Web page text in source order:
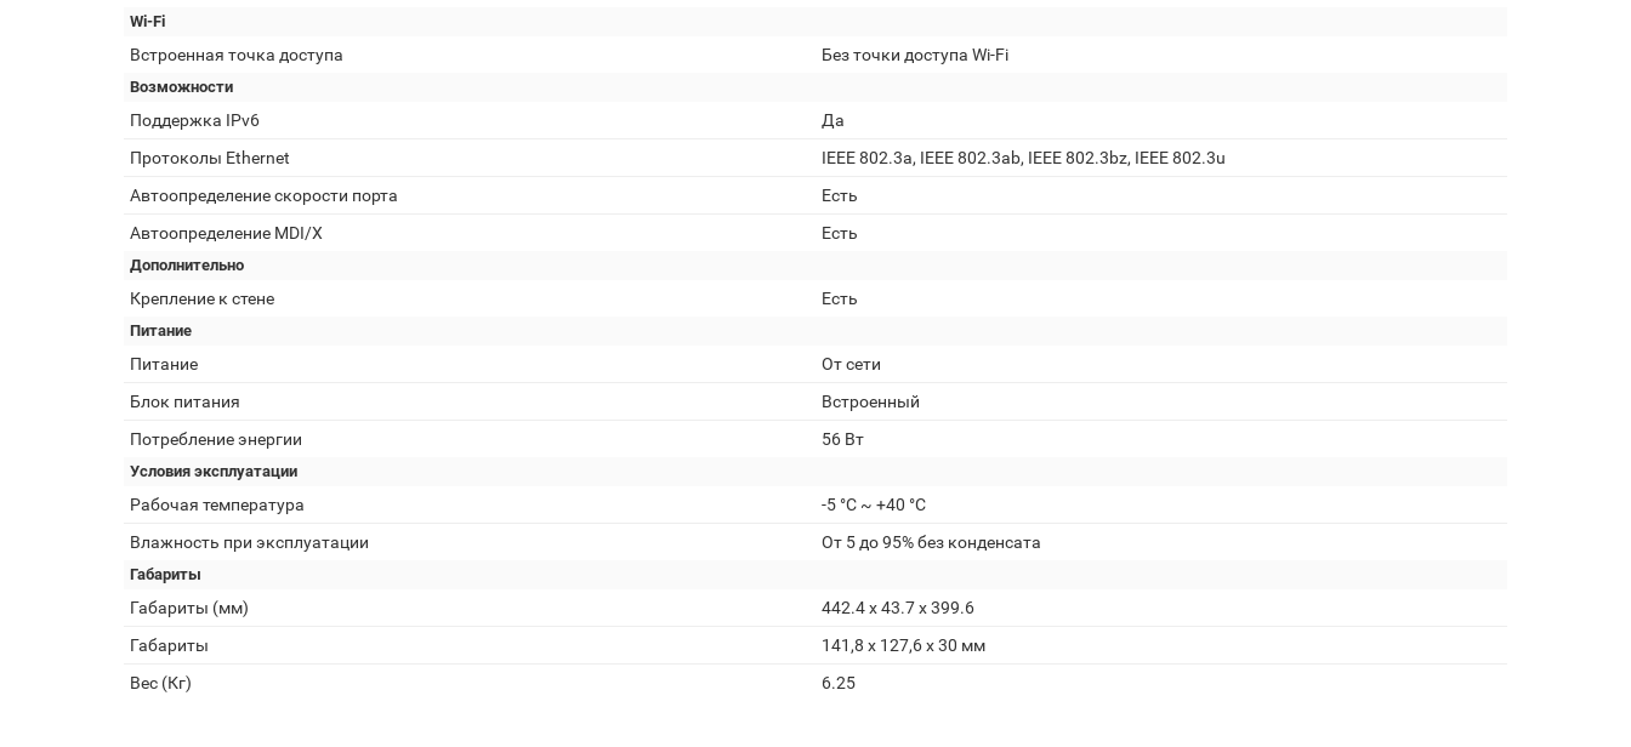
Wi-Fi
Встроенная точка доступа Без точки доступа Wi-Fi
Возможности
Поддержка IPv6
Да
Протоколы Ethernet
IEEE 802.3a, IEEE 802.3ab, IEEE 802.3bz, IEEE 802.3u
Автоопределение скорости порта
Есть
Автоопределение MDI/X
Есть
Дополнительно
Крепление к стене Есть
Питание
Питание
От сети
Блок питания
Встроенный
Потребление энергии
56 Вт
Условия эксплуатации
Рабочая температура
-5 °C ~ +40 °C
Влажность при эксплуатации
От 5 до 95% без конденсата
Габариты
Габариты (мм)
442.4 x 43.7 x 399.6
Габариты
141,8 х 127,6 х 30 мм
Вес (Кг)
6.25